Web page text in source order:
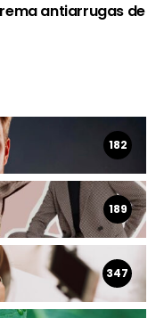
antiarrugas de
182
189
347